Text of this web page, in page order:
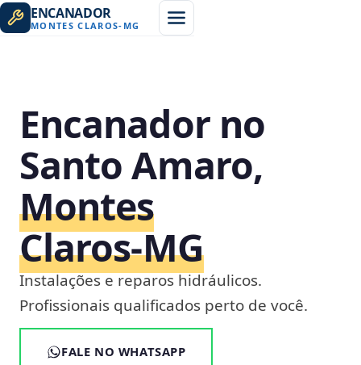
ENCANADOR
MONTES CLAROS- MG
Encanador no
Santo Amaro,
Montes
Claros‑MG
Instalações e reparos hidráulicos.
Profissionais qualificados perto de você.
FALE NO WHATSAPP